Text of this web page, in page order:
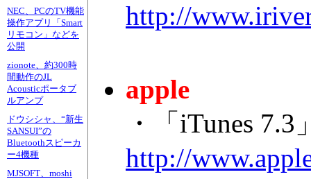
NEC、PCのTV機能
操作アプリ「Smart
リモコン」などを
公開
zionote、約300時
間動作のJL
Acousticポータブ
ルアンプ
ドウシシャ、“新生
SANSUI”の
Bluetoothスピーカ
ー4機種
MJSOFT、moshi
http://
apple
・「iTunes
http://